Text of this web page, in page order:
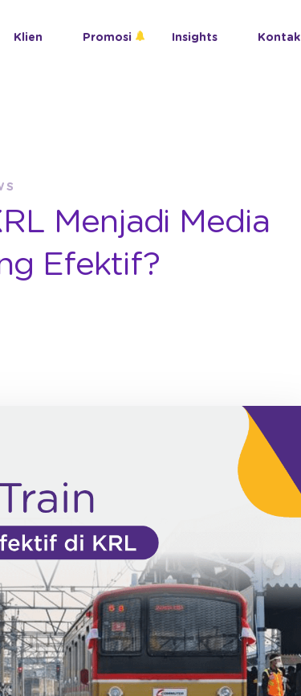
Klien Promosi Insights Kontak
Menjadi Media
Efektif?